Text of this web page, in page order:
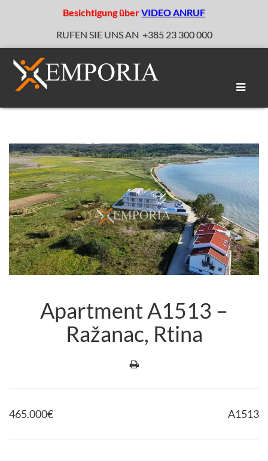
Besichtigung überVIDEO ANRUF
RUFEN SIE UNS AN +385 23 300 000
Apartment A1513 –
Ražanac, Rtina
465.000€ A1513